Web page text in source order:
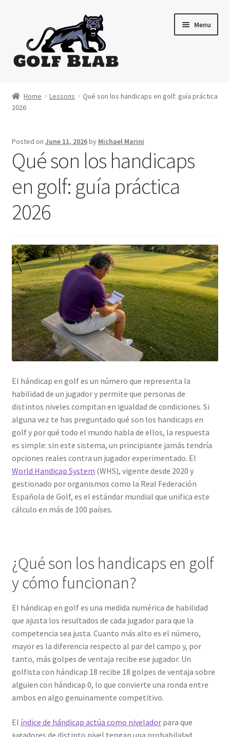
navigation
content
Menu
About
My Account
Cart
Contact
Home Lessons
Qué son los handicaps en golf: guía práctica
2026
Posted on June 11, 2026by Michael Marini
Qué son los handicaps
en golf: guía práctica
2026
El hándicap en golf es un número que representa la
habilidad de un jugador y permite que personas de
distintos niveles compitan en igualdad de condiciones. Si
alguna vez te has preguntado qué son los handicaps en
golf y por qué todo el mundo habla de ellos, la respuesta
es simple: sin este sistema, un principiante jamás tendría
opciones reales contra un jugador experimentado. El
World Handicap System (WHS), vigente desde 2020 y
gestionado por organismos como la Real Federación
Española de Golf, es el estándar mundial que unifica este
cálculo en más de 100 países.
¿Qué son los handicaps en golf
y cómo funcionan?
El hándicap en golf es una medida numérica de habilidad
que ajusta los resultados de cada jugador para que la
competencia sea justa. Cuanto más alto es el número,
mayor es la diferencia respecto al par del campo y, por
tanto, más golpes de ventaja recibe ese jugador. Un
golfista con hándicap 18 recibe 18 golpes de ventaja sobre
alguien con hándicap 0, lo que convierte una ronda entre
ambos en algo genuinamente competitivo.
El índice de hándicap actúa como niveladorpara que
jugadores de distinto nivel tengan una probabilidad